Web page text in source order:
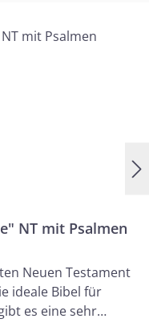
NT mit Psalmen
Neuen Testament
ideale Bibel für
es eine sehr